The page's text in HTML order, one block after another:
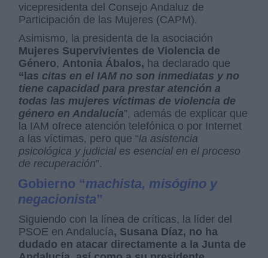
vicepresidenta del Consejo Andaluz de
Participación de las Mujeres (CAPM).
Asimismo, la presidenta de la asociación
Mujeres Supervivientes de Violencia de
Género, Antonia Ábalos, ha declarado que
“las citas en el IAM no son inmediatas y no
tiene capacidad para prestar atención a
todas las mujeres víctimas de violencia de
género en Andalucía”, además de explicar que
la IAM ofrece atención telefónica o por Internet
a las víctimas, pero que “la asistencia
psicológica y judicial es esencial en el proceso
de recuperación”.
Gobierno “machista, misógino y
negacionista”
Siguiendo con la línea de críticas, la líder del
PSOE en Andalucía, Susana Díaz, no ha
dudado en atacar directamente a la Junta de